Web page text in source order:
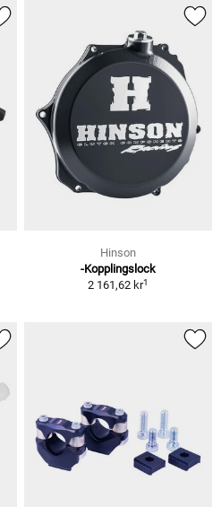
Hinson
-Kopplingslock
2 161,62 kr1